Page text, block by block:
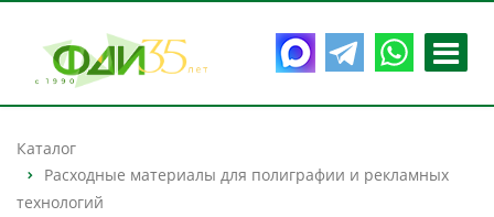
Каталог
Расходные материалы для полиграфии и рекламных
технологий